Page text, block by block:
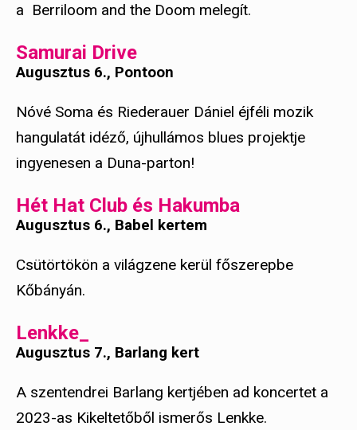
a Berriloom and the Doom melegít.
Samurai Drive
Augusztus 6., Pontoon
Nóvé Soma és Riederauer Dániel éjféli mozik
hangulatát idéző, újhullámos blues projektje
ingyenesen a Duna-parton!
Hét Hat Club és Hakumba
Augusztus 6., Babel kertem
Csütörtökön a világzene kerül főszerepbe
Kőbányán.
Lenkke_
Augusztus 7., Barlang kert
A szentendrei Barlang kertjében ad koncertet a
2023-as Kikeltetőből ismerős Lenkke.